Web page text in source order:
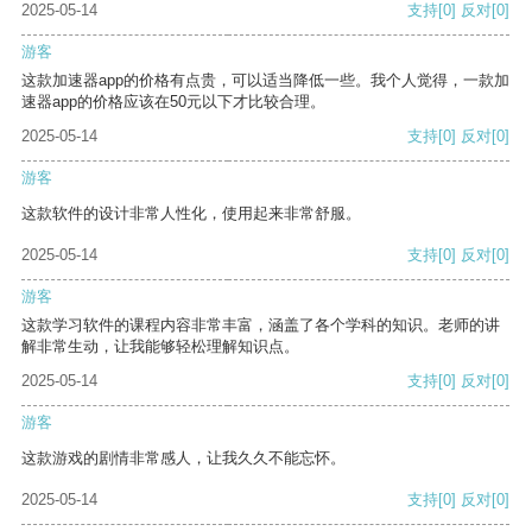
2025-05-14 支持[0] 反对[0]
游客
这款加速器app的价格有点贵，可以适当降低一些。我个人觉得，一款加
速器app的价格应该在50元以下才比较合理。
2025-05-14
支持[0] 反对[0]
游客
这款软件的设计非常人性化，使用起来非常舒服。
2025-05-14 支持[0] 反对[0]
游客
这款学习软件的课程内容非常丰富，涵盖了各个学科的知识。老师的讲
解非常生动，让我能够轻松理解知识点。
2025-05-14
支持[0] 反对[0]
游客
这款游戏的剧情非常感人，让我久久不能忘怀。
2025-05-14 支持[0] 反对[0]